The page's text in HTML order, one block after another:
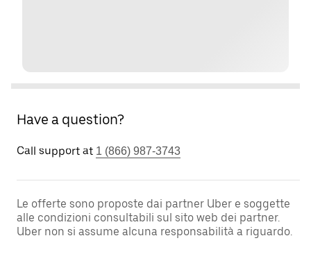
Have a question?
Call support at 1 (866) 987-3743
Le offerte sono proposte dai partner Uber e soggette
alle condizioni consultabili sul sito web dei partner.
Uber non si assume alcuna responsabilità a riguardo.